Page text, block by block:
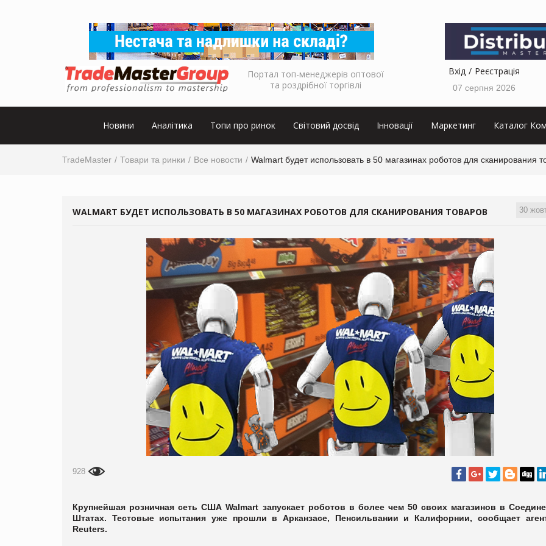
Портал топ-менеджерів оптової
та роздрібної торгівлі
Вхід Реєстрація
07 серпня 2026
Новини Аналітика Топи про ринок Світовий досвід Інновації Маркетинг Каталог
TradeMaster Товари та ринки Все новости Walmart будет использовать в 50 магазинах роботов для сканирования
30
WALMART БУДЕТ ИСПОЛЬЗОВАТЬ В 50 МАГАЗИНАХ РОБОТОВ ДЛЯ СКАНИРОВАНИЯ ТОВАРОВ
928
Крупнейшая розничная сеть США Walmart запускает роботов в более чем 50 своих магазинов в
Штатах. Тестовые испытания уже прошли в Арканзасе, Пенсильвании и Калифорнии, сообщает
Reuters.